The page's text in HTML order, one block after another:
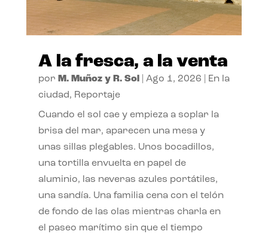
A la fresca, a la venta
por M. Muñoz y R. Sol| Ago 1, 2026
En la
ciudad, Reportaje
Cuando el sol cae y empieza a soplar la
brisa del mar, aparecen una mesa y
unas sillas plegables. Unos bocadillos,
una tortilla envuelta en papel de
aluminio, las neveras azules portátiles,
una sandía. Una familia cena con el telón
de fondo de las olas mientras charla en
el paseo marítimo sin que el tiempo